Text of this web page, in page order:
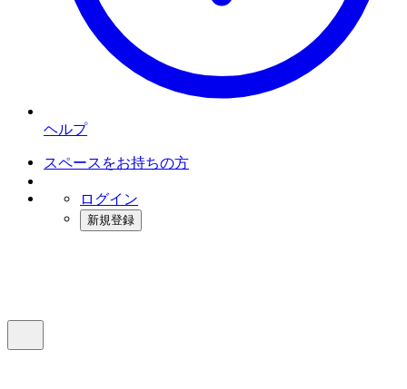
ヘルプ
スペースをお持ちの方
ログイン
新規登録